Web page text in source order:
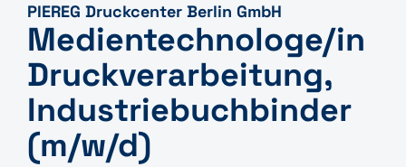
PIEREG Druckcenter Berlin GmbH
Medientechnologe/in
Druckverarbeitung,
Industriebuchbinder
(m/w/d)